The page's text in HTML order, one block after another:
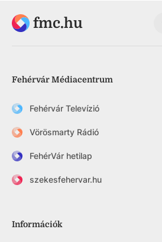
fmc.hu
Fehérvár Médiacentrum
Fehérvár Televízió
Vörösmarty Rádió
FehérVár hetilap
szekesfehervar.hu
Információk